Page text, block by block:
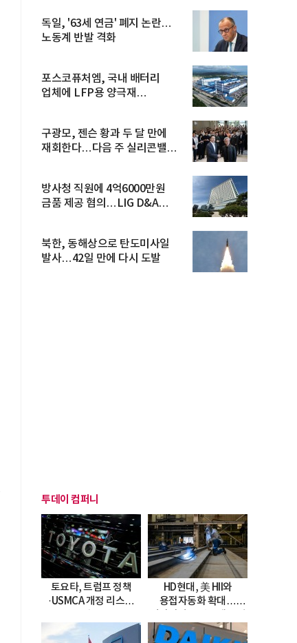
독일, '63세 연금' 폐지 논란…
노동계 반발 격화
포스코퓨처엠, 국내 배터리
업체에 LFP용 양극재
구광모, 젠슨 황과 두 달 만에
재회한다…다음 주 실리콘밸리
방사청 직원에 4억6000만원
금품 제공 혐의…LIG D&A
북한, 동해상으로 탄도미사일
발사…42일 만에 다시 도발
투데이 컴퍼니
토요타, 트럼프 정책
·USMCA 개정 리스크
HD현대, 美 HII와
용접자동화 확대…
도입